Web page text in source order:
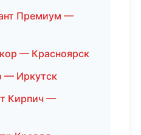
Премиум —
— Красноярск
— Иркутск
Кирпич —